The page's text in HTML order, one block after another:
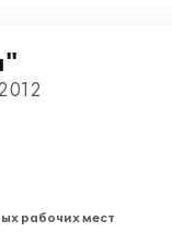
рабочих мест